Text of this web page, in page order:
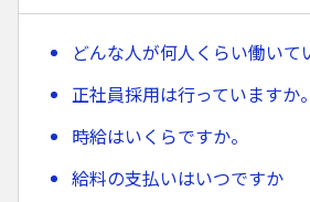
どんな人が何人くらい働いて
正社員採用は行っていますか。
時給はいくらですか。
給料の支払いはいつですか